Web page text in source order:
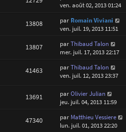
ven. août 02, 2013 01:24
13808 par Romain Viviani
ven. juil. 19, 2013 11:51
13807 parThibaud Talon
mer. juil. 17, 2013 22:17
41463 parThibaud Talon
ven. juil. 12, 2013 23:37
13691 parOlivier Julian
jeu. juil. 04, 2013 11:59
47340 par Matthieu Vessiere
lun. juil. 01, 2013 22:20